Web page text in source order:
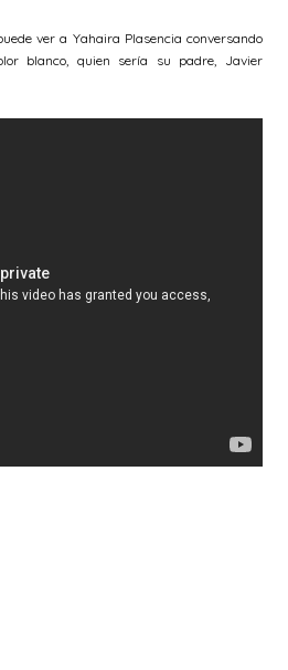
ver a Yahaira Plasencia conversando
blanco, quien sería su padre, Javier